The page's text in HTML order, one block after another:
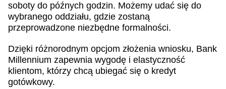
soboty do późnych godzin. Możemy udać się do
wybranego oddziału, gdzie zostaną
przeprowadzone niezbędne formalności.
Dzięki różnorodnym opcjom złożenia wniosku, Bank
Millennium zapewnia wygodę i elastyczność
klientom, którzy chcą ubiegać się o kredyt
gotówkowy.